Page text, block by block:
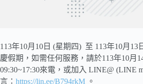
113年10月10日 (星期四) 至 113年10月13
慶假期，如需任何服務，請於113年10月
09:30~17:30來電，或加入 LINE@ (LINE
言： https://lin.ee/B794rkM 。